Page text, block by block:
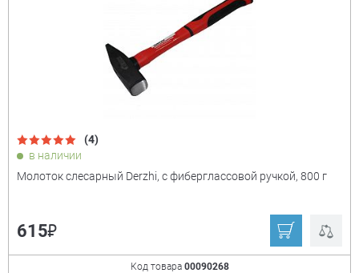
Sparta
16 мм
35 мм
(4)
в наличии
Молоток слесарный Derzhi, с фиберглассовой ручкой, 800 г
615₽
Код товара 00090268